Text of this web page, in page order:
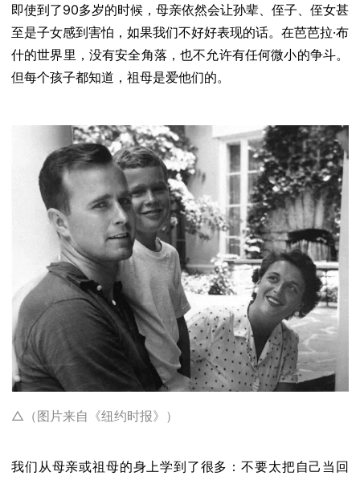
即使到了90多岁的时候，母亲依然会让孙辈、侄子、侄女甚
至是子女感到害怕，如果我们不好好表现的话。在芭芭拉·布
什的世界里，没有安全角落，也不允许有任何微小的争斗。
但每个孩子都知道，祖母是爱他们的。
△（图片来自《纽约时报》）
我们从母亲或祖母的身上学到了很多：不要太把自己当回